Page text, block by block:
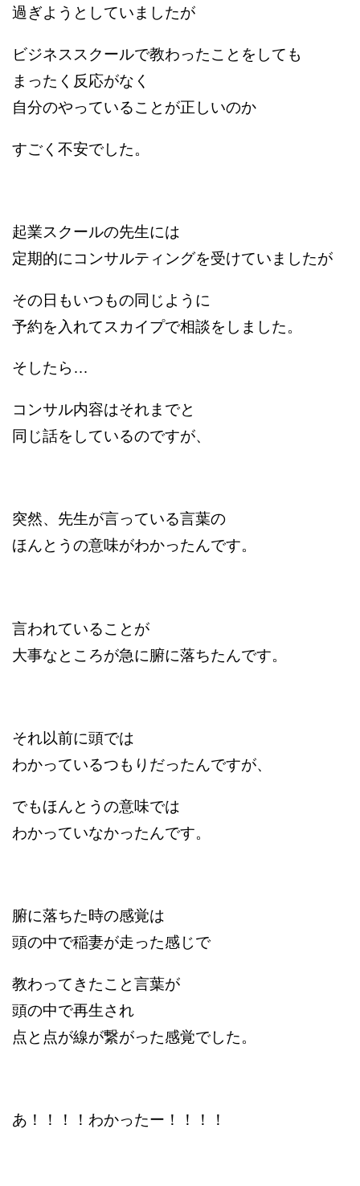
過ぎようとしていましたが
ビジネススクールで教わったことをしても
まったく反応がなく
自分のやっていることが正しいのか
すごく不安でした。
起業スクールの先生には
定期的にコンサルティングを受けていましたが
その日もいつもの同じように
予約を入れてスカイプで相談をしました。
そしたら…
コンサル内容はそれまでと
同じ話をしているのですが、
突然、先生が言っている言葉の
ほんとうの意味がわかったんです。
言われていることが
大事なところが急に腑に落ちたんです。
それ以前に頭では
わかっているつもりだったんですが、
でもほんとうの意味では
わかっていなかったんです。
腑に落ちた時の感覚は
頭の中で稲妻が走った感じで
教わってきたこと言葉が
頭の中で再生され
点と点が線が繋がった感覚でした。
あ！！！！わかったー！！！！